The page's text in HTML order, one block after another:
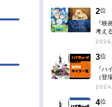
2位
『映
考え
3位
『ハ
（登
4位